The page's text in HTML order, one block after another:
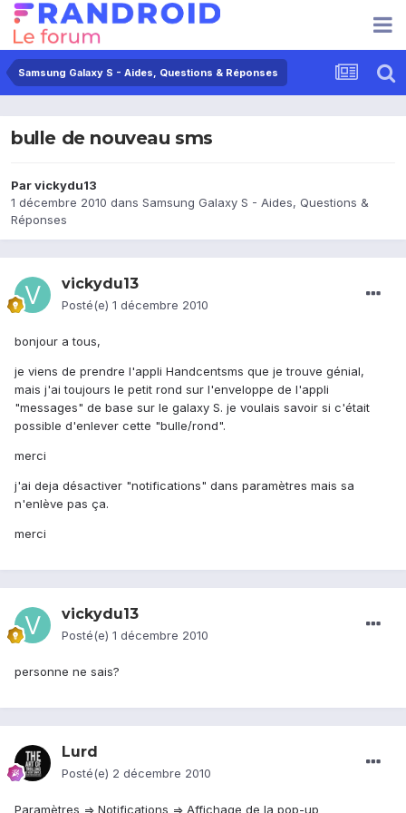
Samsung Galaxy S - Aides, Questions & Réponses
bulle de nouveau sms
Parvickydu13
1 décembre 2010 dans Samsung Galaxy S - Aides, Questions &
Réponses
vickydu13
Posté(e) 1 décembre 2010
bonjour a tous,
je viens de prendre l'appli Handcentsms que je trouve génial,
mais j'ai toujours le petit rond sur l'enveloppe de l'appli
"messages" de base sur le galaxy S. je voulais savoir si c'était
possible d'enlever cette "bulle/rond".
merci
j'ai deja désactiver "notifications" dans paramètres mais sa
n'enlève pas ça.
merci
vickydu13
Posté(e) 1 décembre 2010
personne ne sais?
Lurd
Posté(e) 2 décembre 2010
Paramètres => Notifications => Affichage de la pop-up